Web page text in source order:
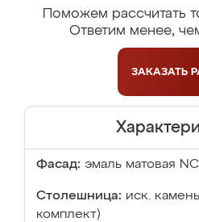
Поможем рассчитать
Ответим менее,
ЗАКАЗАТЬ
Фасад: эмаль матовая
Столешница: иск.
комплект)